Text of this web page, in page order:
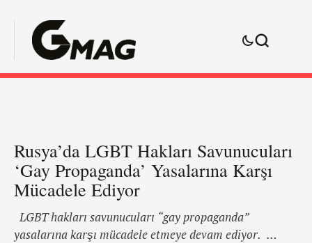
Rusya’da LGBT Hakları Savunucuları
‘Gay Propaganda’ Yasalarına Karşı
Mücadele Ediyor
LGBT hakları savunucuları “gay propaganda”
yasalarına karşı mücadele etmeye devam ediyor.